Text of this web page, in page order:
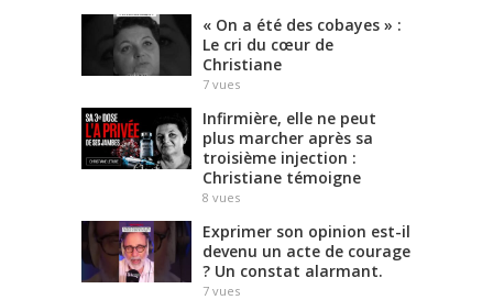
« On a été des cobayes » :
Le cri du cœur de
Christiane
7 vues
Infirmière, elle ne peut
plus marcher après sa
troisième injection :
Christiane témoigne
8 vues
Exprimer son opinion est-il
devenu un acte de courage
? Un constat alarmant.
7 vues